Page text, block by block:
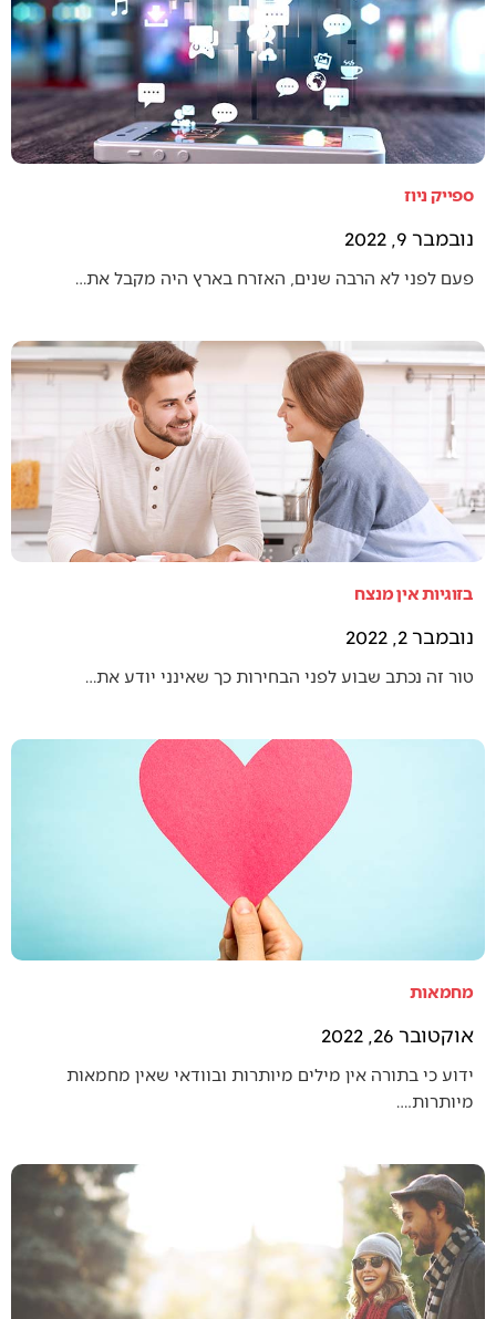
ספייק ניוז
נובמבר 9, 2022
פעם לפני לא הרבה שנים, האזרח בארץ היה מקבל את…
בזוגיות אין מנצח
נובמבר 2, 2022
טור זה נכתב שבוע לפני הבחירות כך שאינני יודע את…
מחמאות
אוקטובר 26, 2022
ידוע כי בתורה אין מילים מיותרות ובוודאי שאין מחמאות
מיותרות.…